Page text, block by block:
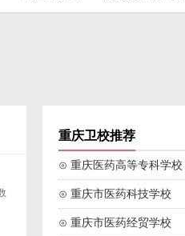
重庆卫校推荐
⊙ 重庆医药高等专科学校
⊙ 重庆市医药科技学校
⊙ 重庆市医药经贸学校